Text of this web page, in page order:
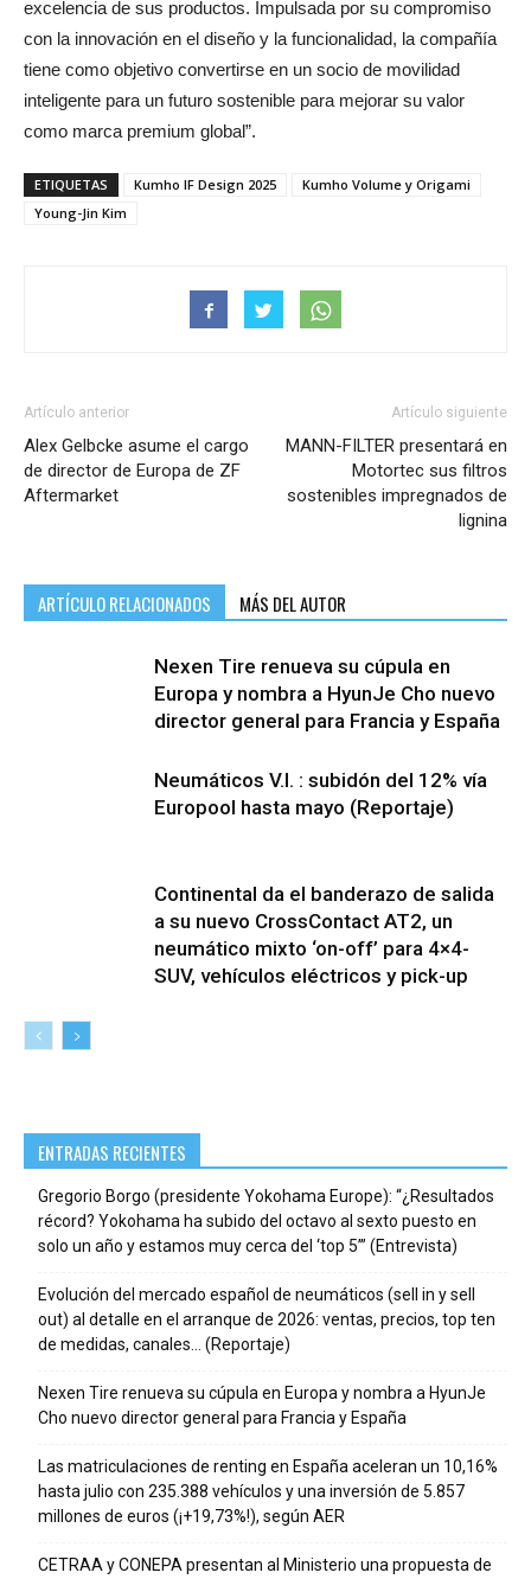
excelencia de sus productos. Impulsada por su compromiso
con la innovación en el diseño y la funcionalidad, la compañía
tiene como objetivo convertirse en un socio de movilidad
inteligente para un futuro sostenible para mejorar su valor
como marca premium global”.
ETIQUETAS Kumho IF Design 2025
Kumho Volume y Origami
Young-Jin Kim
Artículo anterior
Alex Gelbcke asume el cargo
de director de Europa de ZF
Aftermarket
Artículo siguiente
MANN-FILTER presentará en
Motortec sus filtros
sostenibles impregnados de
lignina
ARTÍCULO RELACIONADOS MÁS DEL AUTOR
Nexen Tire renueva su cúpula en
Europa y nombra a HyunJe Cho nuevo
director general para Francia y España
Neumáticos V.I. : subidón del 12% vía
Europool hasta mayo (Reportaje)
Continental da el banderazo de salida
a su nuevo CrossContact AT2, un
neumático mixto ‘on-off’ para 4×4-
SUV, vehículos eléctricos y pick-up
ENTRADAS RECIENTES
Gregorio Borgo (presidente Yokohama Europe): “¿Resultados
récord? Yokohama ha subido del octavo al sexto puesto en
solo un año y estamos muy cerca del ‘top 5’” (Entrevista)
Evolución del mercado español de neumáticos (sell in y sell
out) al detalle en el arranque de 2026: ventas, precios, top ten
de medidas, canales… (Reportaje)
Nexen Tire renueva su cúpula en Europa y nombra a HyunJe
Cho nuevo director general para Francia y España
Las matriculaciones de renting en España aceleran un 10,16%
hasta julio con 235.388 vehículos y una inversión de 5.857
millones de euros (¡+19,73%!), según AER
CETRAA y CONEPA presentan al Ministerio una propuesta de